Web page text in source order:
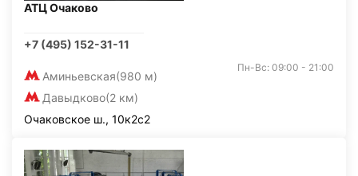
АТЦ Очаково
+7 (495) 152-31-11
Аминьевская(980 м)
Давыдково(2 км)
Пн-Вс: 09:00 - 21:00
Очаковское ш., 10к2с2